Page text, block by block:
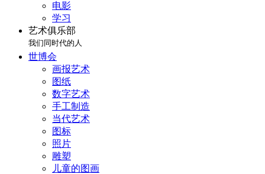
电影
学习
艺术俱乐部
我们同时代的人
世博会
画报艺术
图纸
数字艺术
手工制造
当代艺术
图标
照片
雕塑
儿童的图画